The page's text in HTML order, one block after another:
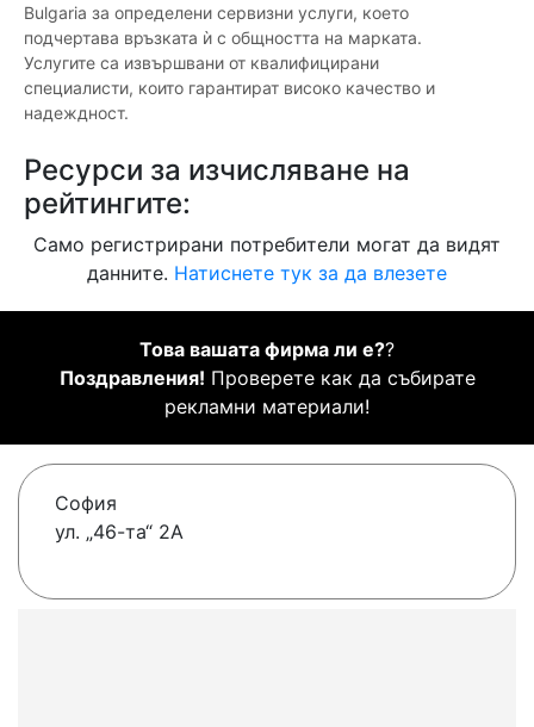
Bulgaria за определени сервизни услуги, което
подчертава връзката ѝ с общността на марката.
Услугите са извършвани от квалифицирани
специалисти, които гарантират високо качество и
надеждност.
Ресурси за изчисляване на
рейтингите:
Само регистрирани потребители могат да видят
данните. Натиснете тук за да влезете
Това вашата фирма ли е??
Поздравления! Проверете как да събирате
рекламни материали!
София
ул. „46-та“ 2А